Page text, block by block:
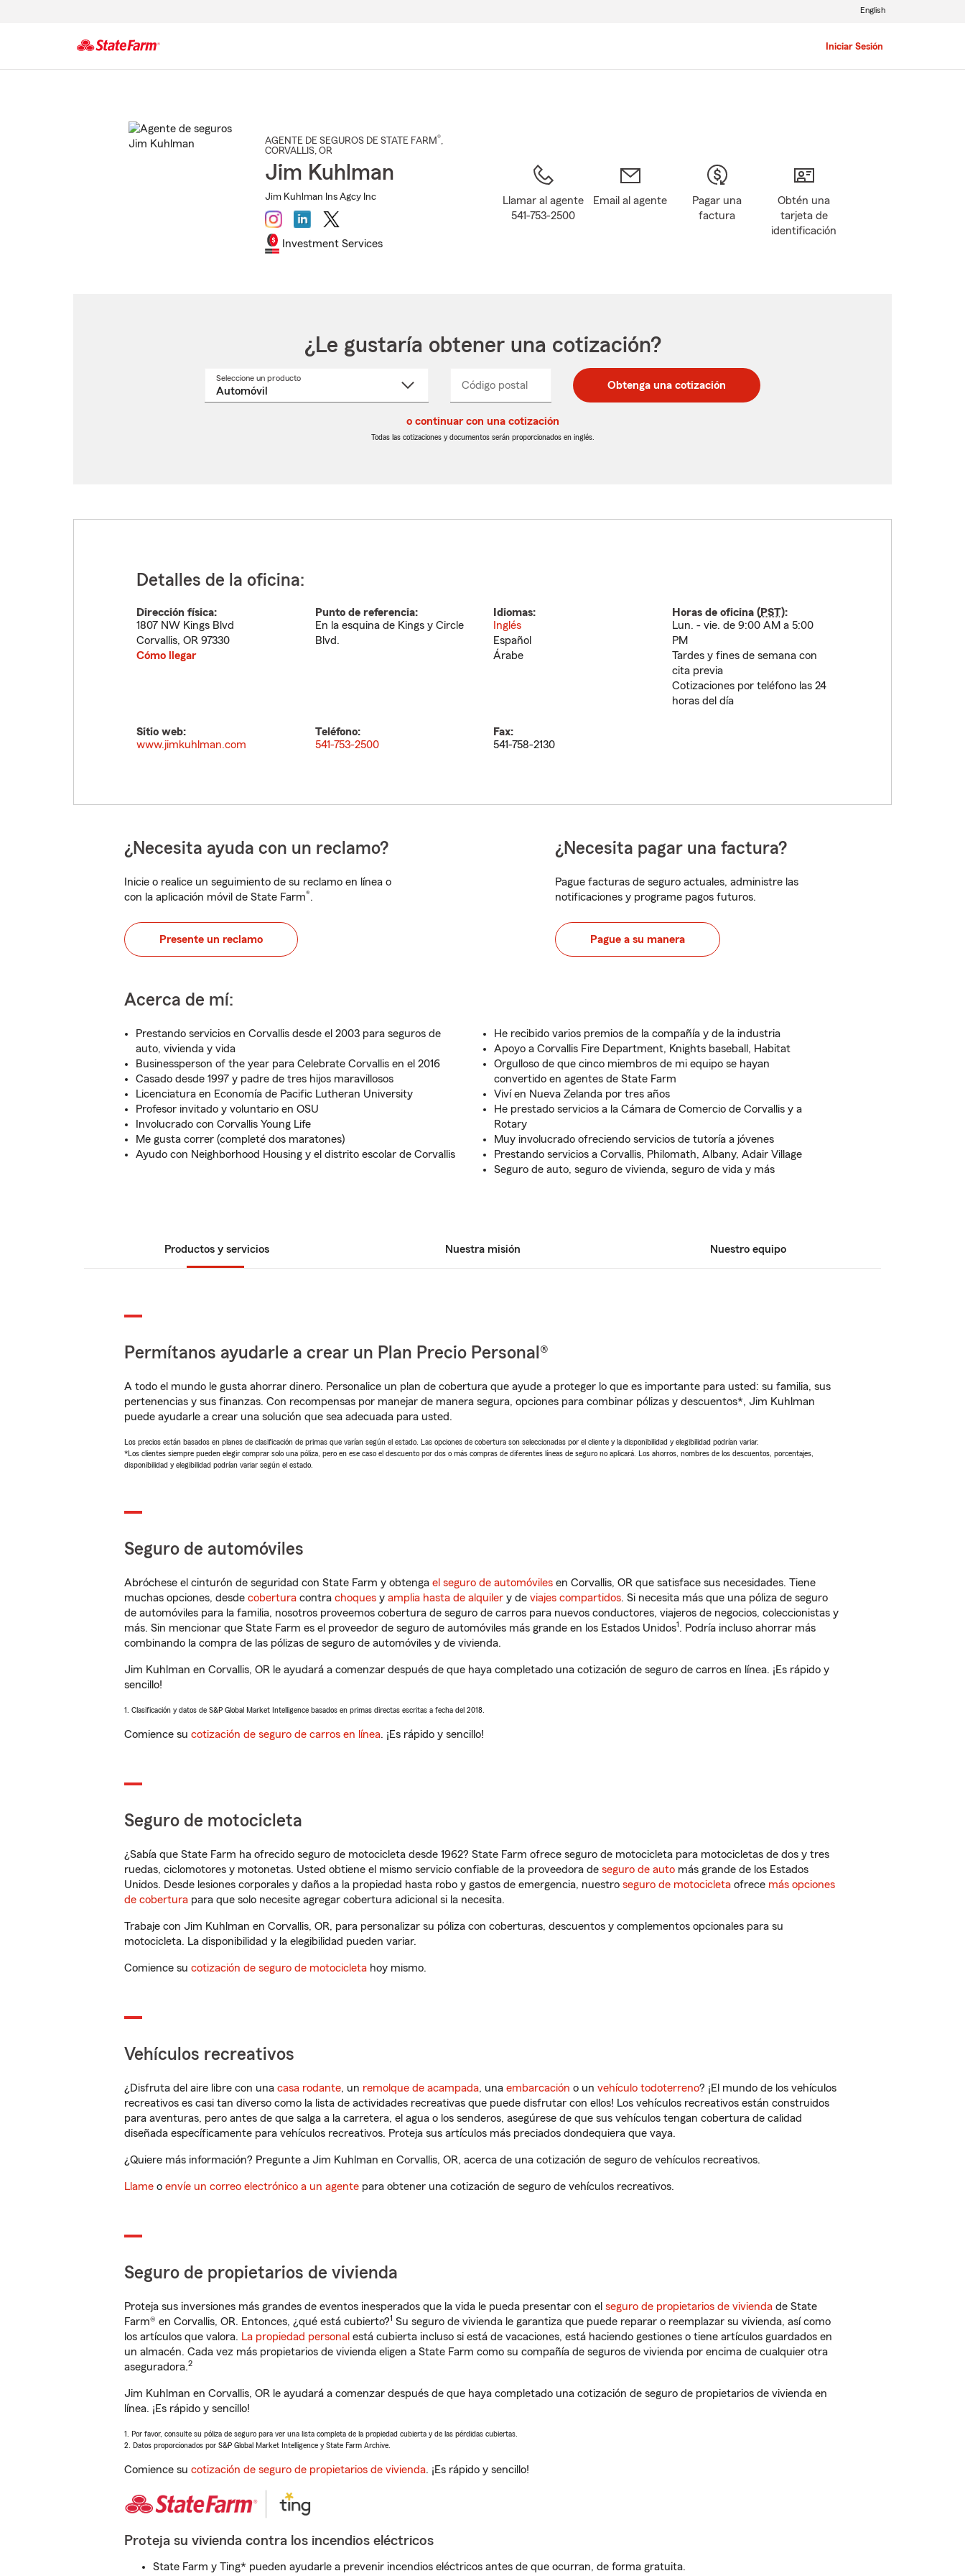
Iniciar Sesión
English
AGENTE DE SEGUROS DE STATE FARM®,
CORVALLIS, OR
Jim Kuhlman
Jim Kuhlman Ins Agcy Inc
Investment Services
Llamar al agente
541-753-2500
Email al agente
Pagar una
factura
Obtén una
tarjeta de
identificación
¿Le gustaría obtener una cotización?
Seleccione un productoSeleccione
Código postal
postal
de
postal
de
_____ Obtenga una cotización
o continuar con una cotización
Todas las cotizaciones y documentos serán proporcionados en inglés.
Detalles de la oficina:
Dirección física:
1807 NW Kings Blvd
Corvallis, OR 97330
Cómo llegar
Punto de referencia:
En la esquina de Kings y Circle
Blvd.
Idiomas:
Inglés
Español
Árabe
Horas de oficina (PST):
Lun. - vie. de 9:00 AM a 5:00
PM
Tardes y fines de semana con
cita previa
Cotizaciones por teléfono las 24
horas del día
Sitio web:
www.jimkuhlman.com
Teléfono:
541-753-2500
Fax:
541-758-2130
¿Necesita ayuda con un reclamo?
Inicie o realice un seguimiento de su reclamo en línea o
con la aplicación móvil de State Farm®.
Presente un reclamo
¿Necesita pagar una factura?
Pague facturas de seguro actuales, administre las
notificaciones y programe pagos futuros.
Pague a su manera
Acerca de mí:
Prestando servicios en Corvallis desde el 2003 para seguros de
auto, vivienda y vida
Businessperson of the year para Celebrate Corvallis en el 2016
Casado desde 1997 y padre de tres hijos maravillosos
Licenciatura en Economía de Pacific Lutheran University
Profesor invitado y voluntario en OSU
Involucrado con Corvallis Young Life
Me gusta correr (completé dos maratones)
Ayudo con Neighborhood Housing y el distrito escolar de Corvallis
He recibido varios premios de la compañía y de la industria
Apoyo a Corvallis Fire Department, Knights baseball, Habitat
Orgulloso de que cinco miembros de mi equipo se hayan
convertido en agentes de State Farm
Viví en Nueva Zelanda por tres años
He prestado servicios a la Cámara de Comercio de Corvallis y a
Rotary
Muy involucrado ofreciendo servicios de tutoría a jóvenes
Prestando servicios a Corvallis, Philomath, Albany, Adair Village
Seguro de auto, seguro de vivienda, seguro de vida y más
Productos y servicios Nuestra misión Nuestro equipo
Permítanos ayudarle a crear un Plan Precio Personal®
A todo el mundo le gusta ahorrar dinero. Personalice un plan de cobertura que ayude a proteger lo que es importante para usted: su familia, sus
pertenencias y sus finanzas. Con recompensas por manejar de manera segura, opciones para combinar pólizas y descuentos*, Jim Kuhlman
puede ayudarle a crear una solución que sea adecuada para usted.
Los precios están basados en planes de clasificación de primas que varían según el estado. Las opciones de cobertura son seleccionadas por el cliente y la disponibilidad y elegibilidad podrían variar.
*Los clientes siempre pueden elegir comprar solo una póliza, pero en ese caso el descuento por dos o más compras de diferentes líneas de seguro no aplicará. Los ahorros, nombres de los descuentos, porcentajes,
disponibilidad y elegibilidad podrían variar según el estado.
Seguro de automóviles
Abróchese el cinturón de seguridad con State Farm y obtenga el seguro de automóviles en Corvallis, OR que satisface sus necesidades. Tiene
muchas opciones, desde cobertura contra choques y amplia hasta de alquiler y de viajes compartidos. Si necesita más que una póliza de seguro
de automóviles para la familia, nosotros proveemos cobertura de seguro de carros para nuevos conductores, viajeros de negocios, coleccionistas y
más. Sin mencionar que State Farm es el proveedor de seguro de automóviles más grande en los Estados Unidos1. Podría incluso ahorrar más
combinando la compra de las pólizas de seguro de automóviles y de vivienda.
Jim Kuhlman en Corvallis, OR le ayudará a comenzar después de que haya completado una cotización de seguro de carros en línea. ¡Es rápido y
sencillo!
1. Clasificación y datos de S&P Global Market Intelligence basados en primas directas escritas a fecha del 2018.
Comience su cotización de seguro de carros en línea. ¡Es rápido y sencillo!
Seguro de motocicleta
¿Sabía que State Farm ha ofrecido seguro de motocicleta desde 1962? State Farm ofrece seguro de motocicleta para motocicletas de dos y tres
ruedas, ciclomotores y motonetas. Usted obtiene el mismo servicio confiable de la proveedora de seguro de auto más grande de los Estados
Unidos. Desde lesiones corporales y daños a la propiedad hasta robo y gastos de emergencia, nuestro seguro de motocicleta ofrece más opciones
de cobertura para que solo necesite agregar cobertura adicional si la necesita.
Trabaje con Jim Kuhlman en Corvallis, OR, para personalizar su póliza con coberturas, descuentos y complementos opcionales para su
motocicleta. La disponibilidad y la elegibilidad pueden variar.
Comience su cotización de seguro de motocicleta hoy mismo.
Vehículos recreativos
¿Disfruta del aire libre con una casa rodante, un remolque de acampada, una embarcación o un vehículo todoterreno? ¡El mundo de los vehículos
recreativos es casi tan diverso como la lista de actividades recreativas que puede disfrutar con ellos! Los vehículos recreativos están construidos
para aventuras, pero antes de que salga a la carretera, el agua o los senderos, asegúrese de que sus vehículos tengan cobertura de calidad
diseñada específicamente para vehículos recreativos. Proteja sus artículos más preciados dondequiera que vaya.
¿Quiere más información? Pregunte a Jim Kuhlman en Corvallis, OR, acerca de una cotización de seguro de vehículos recreativos.
Llame o envíe un correo electrónico a un agente para obtener una cotización de seguro de vehículos recreativos.
Seguro de propietarios de vivienda
Proteja sus inversiones más grandes de eventos inesperados que la vida le pueda presentar con el seguro de propietarios de vivienda de State
Farm® en Corvallis, OR. Entonces, ¿qué está cubierto?1 Su seguro de vivienda le garantiza que puede reparar o reemplazar su vivienda, así como
los artículos que valora. La propiedad personal está cubierta incluso si está de vacaciones, está haciendo gestiones o tiene artículos guardados en
un almacén. Cada vez más propietarios de vivienda eligen a State Farm como su compañía de seguros de vivienda por encima de cualquier otra
aseguradora.2
Jim Kuhlman en Corvallis, OR le ayudará a comenzar después de que haya completado una cotización de seguro de propietarios de vivienda en
línea. ¡Es rápido y sencillo!
1. Por favor, consulte su póliza de seguro para ver una lista completa de la propiedad cubierta y de las pérdidas cubiertas.
2. Datos proporcionados por S&P Global Market Intelligence y State Farm Archive.
Comience su cotización de seguro de propietarios de vivienda. ¡Es rápido y sencillo!
Proteja su vivienda contra los incendios eléctricos
State Farm y Ting* pueden ayudarle a prevenir incendios eléctricos antes de que ocurran, de forma gratuita.